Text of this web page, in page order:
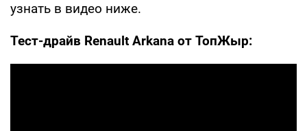
узнать в видео ниже.
Тест-драйв Renault Arkana от ТопЖыр: